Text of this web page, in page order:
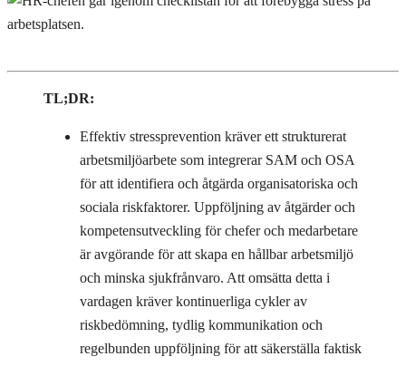
TL;DR:
Effektiv stressprevention kräver ett strukturerat
arbetsmiljöarbete som integrerar SAM och OSA
för att identifiera och åtgärda organisatoriska och
sociala riskfaktorer. Uppföljning av åtgärder och
kompetensutveckling för chefer och medarbetare
är avgörande för att skapa en hållbar arbetsmiljö
och minska sjukfrånvaro. Att omsätta detta i
vardagen kräver kontinuerliga cykler av
riskbedömning, tydlig kommunikation och
regelbunden uppföljning för att säkerställa faktisk